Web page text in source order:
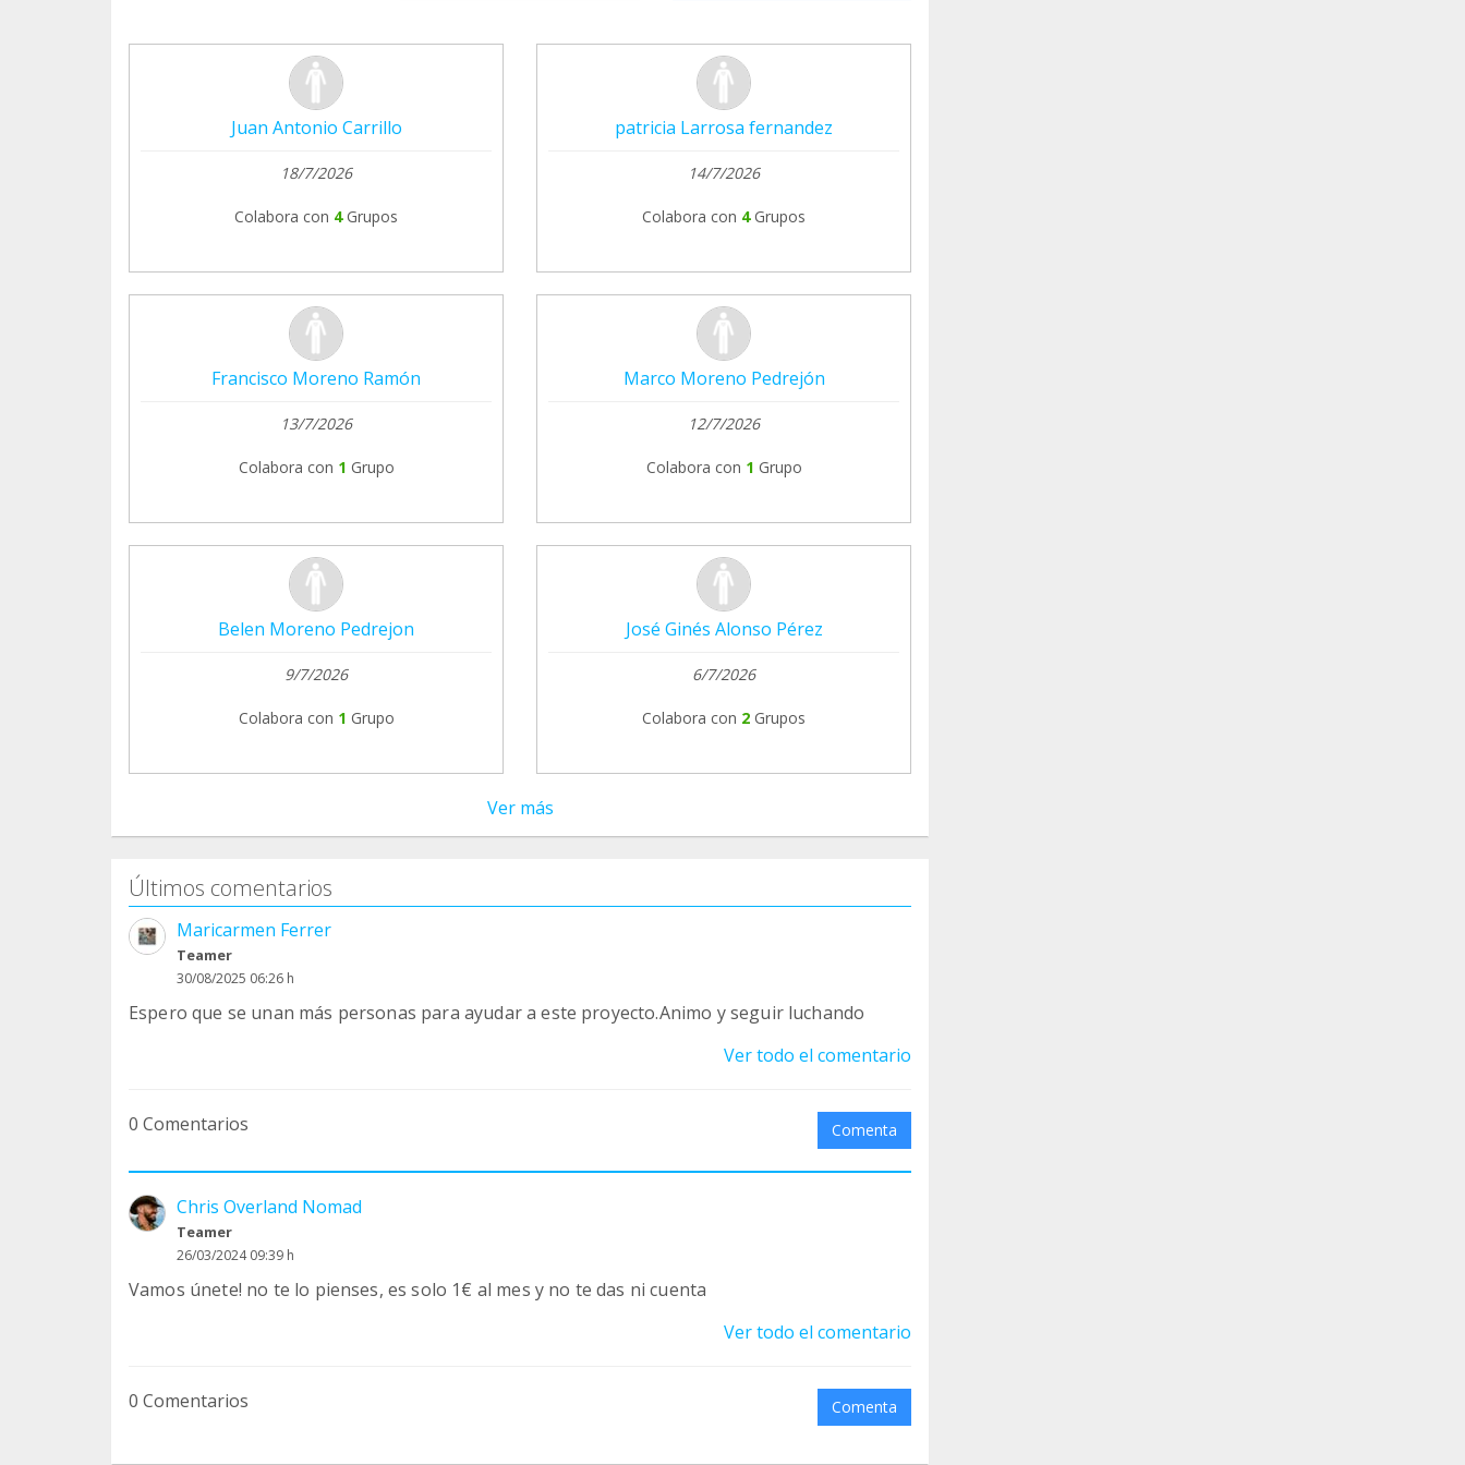
Juan Antonio Carrillo
18/7/2026
Colabora con 4 Grupos
patricia Larrosa fernandez
14/7/2026
Colabora con 4 Grupos
Francisco Moreno Ramón
13/7/2026
Colabora con 1 Grupo
Marco Moreno Pedrejón
12/7/2026
Colabora con 1 Grupo
Belen Moreno Pedrejon
9/7/2026
Colabora con 1 Grupo
José Ginés Alonso Pérez
6/7/2026
Colabora con 2 Grupos
Ver más
Últimos comentarios
Maricarmen Ferrer
Teamer
30/08/2025 06:26 h
Espero que se unan más personas para ayudar a este proyecto.Animo y seguir luchando
Ver todo el comentario
0 Comentarios Comenta
Chris Overland Nomad
Teamer
26/03/2024 09:39 h
Vamos únete! no te lo pienses, es solo 1€ al mes y no te das ni cuenta
Ver todo el comentario
0 Comentarios Comenta